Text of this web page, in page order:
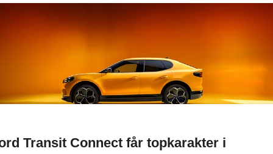
Transit Connect får topkarakter i